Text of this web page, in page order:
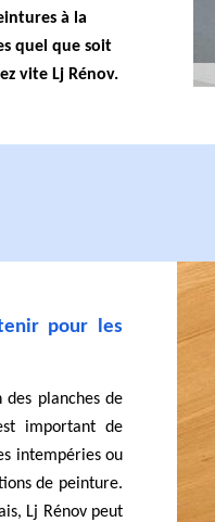
à la
quel que soit
vite Lj Rénov.
pour les
planches de
important de
intempéries ou
de peinture.
Lj Rénov peut